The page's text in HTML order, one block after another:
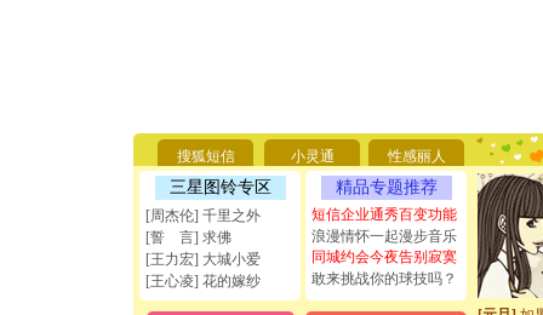
搜狐短信 小灵通 性感丽人
三星图铃专区
[周杰伦] 千里之外
[誓 言] 求佛
[王力宏] 大城小爱
[王心凌] 花的嫁纱
精品专题推荐
短信企业通秀百变功能
浪漫情怀一起漫步音乐
同城约会今夜告别寂寞
敢来挑战你的球技吗？
[圣诞节]
能正大
天都要快
[圣诞节]
如意,快
[元旦]看
断电。爱
你是我专
[元旦] 如